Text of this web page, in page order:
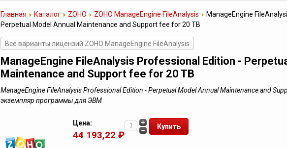
Главная Каталог ZOHO ZOHO ManageEngine FileAnalysis
ManageEngine
Perpetual Model Annual Maintenance and Support fee for 20 TB
Все варианты лицензий ZOHO ManageEngine FileAnalysis
ManageEngine FileAnalysis Professional Edition -
Maintenance and Support fee for 20 TB
ManageEngine FileAnalysis Professional Edition - Perpetual Model Annual Maintenance and
экземпляр программы для ЭВМ
Цена:
44 193,22 ₽